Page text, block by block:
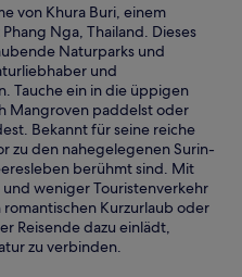
von Khura Buri, einem
Nga, Thailand. Dieses
Naturparks und
und
Tauche ein in die üppigen
Mangroven paddelst oder
Bekannt für seine reiche
zu den nahegelegenen Surin-
berühmt sind. Mit
weniger Touristenverkehr
Kurzurlaub oder
Reisende dazu einlädt,
zu verbinden.